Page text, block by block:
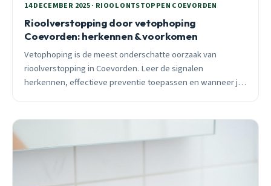
14 DECEMBER 2025 · RIOOL ONTSTOPPEN COEVORDEN
Rioolverstopping door vetophoping
Coevorden: herkennen & voorkomen
Vetophoping is de meest onderschatte oorzaak van
rioolverstopping in Coevorden. Leer de signalen
herkennen, effectieve preventie toepassen en wanneer je